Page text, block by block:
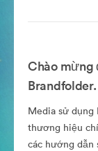
Chào mừng
Brandfolder.
Media sử dụng
thương hiệu
các hướng dẫn